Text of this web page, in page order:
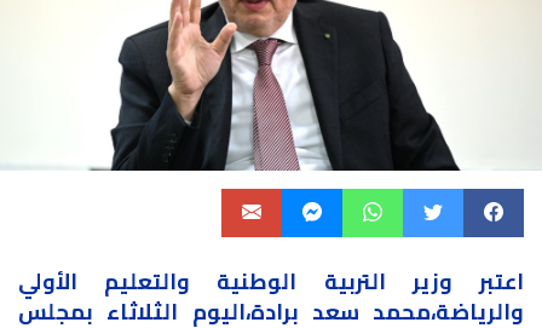
اعتبر وزير التربية الوطنية والتعليم الأولي
والرياضة،محمد سعد برادة،اليوم الثلاثاء بمجلس